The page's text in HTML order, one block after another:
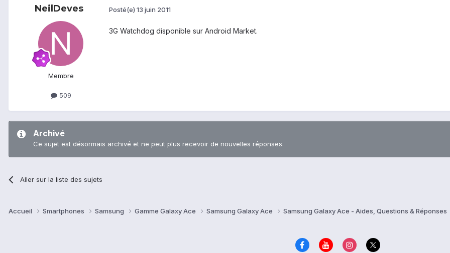
NeilDeves
Membre
509
Posté(e) 13 juin 2011
3G Watchdog disponible sur Android Market.
Archivé
Ce sujet est désormais archivé et ne peut plus recevoir de nouvelles réponses.
Aller sur la liste des sujets
Accueil Smartphones Samsung Gamme Galaxy Ace Samsung Galaxy Ace Samsung Galaxy Ace - Aides, Questions & Réponses